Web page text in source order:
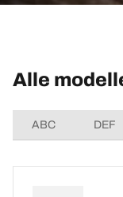
Alle
ABC DEF